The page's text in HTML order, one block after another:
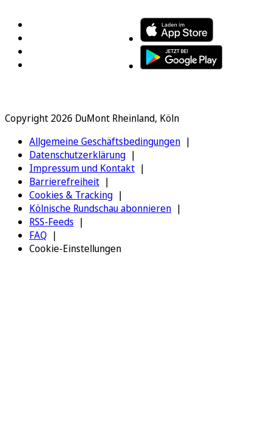
Copyright 2026 DuMont Rheinland, Köln
Allgemeine Geschäftsbedingungen
Datenschutzerklärung
Impressum und Kontakt
Barrierefreiheit
Cookies & Tracking
Kölnische Rundschau abonnieren
RSS-Feeds
FAQ
Cookie-Einstellungen